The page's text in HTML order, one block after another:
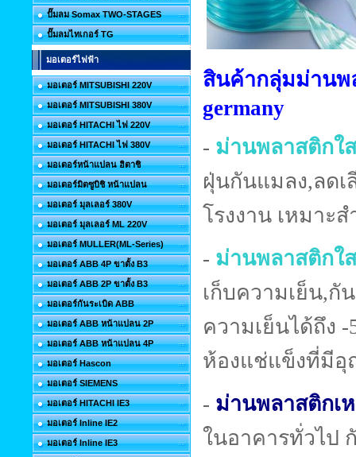
ปั๊มลม Somax TWO-STAGES
ปั๊มลมไทเกอร์ TG
มอเตอร์ไฟฟ้า
มอเตอร์ MITSUBISHI 220V
มอเตอร์ MITSUBISHI 380V
มอเตอร์ HITACHI ไฟ 220V
มอเตอร์ HITACHI ไฟ 380V
มอเตอร์หน้าแปลน ฮิตาชิ
มอเตอร์มิตซูบิชิ หน้าแปลน
มอเตอร์ มุลเลอร์ 380V
มอเตอร์ มุลเลอร์ ML 220V
มอเตอร์ MULLER(ML-Series)
มอเตอร์ ABB 4P ขาตั้ง B3
มอเตอร์ ABB 2P ขาตั้ง B3
มอเตอร์กันระเบิด ABB
มอเตอร์ ABB หน้าแปลน 2P
มอเตอร์ ABB หน้าแปลน 4P
มอเตอร์ Hascon
มอเตอร์ SIEMENS
มอเตอร์ HITACHI IE3
มอเตอร์ Inline IE2
มอเตอร์ Inline IE3
สินค้ากลุ่มม่านพ
germany
- ม่านพลาสติกใ
ฝุ่นกันแมลง,ลด
โรงงาน เหมาะ
- ม่านพลาสติกใ
เก็บความเย็น,
ความเย็นได้ถึง -
ห้องแช่แข็งที่มี
- ม่านพลาสติกเ
ในอาคารทั่วไป